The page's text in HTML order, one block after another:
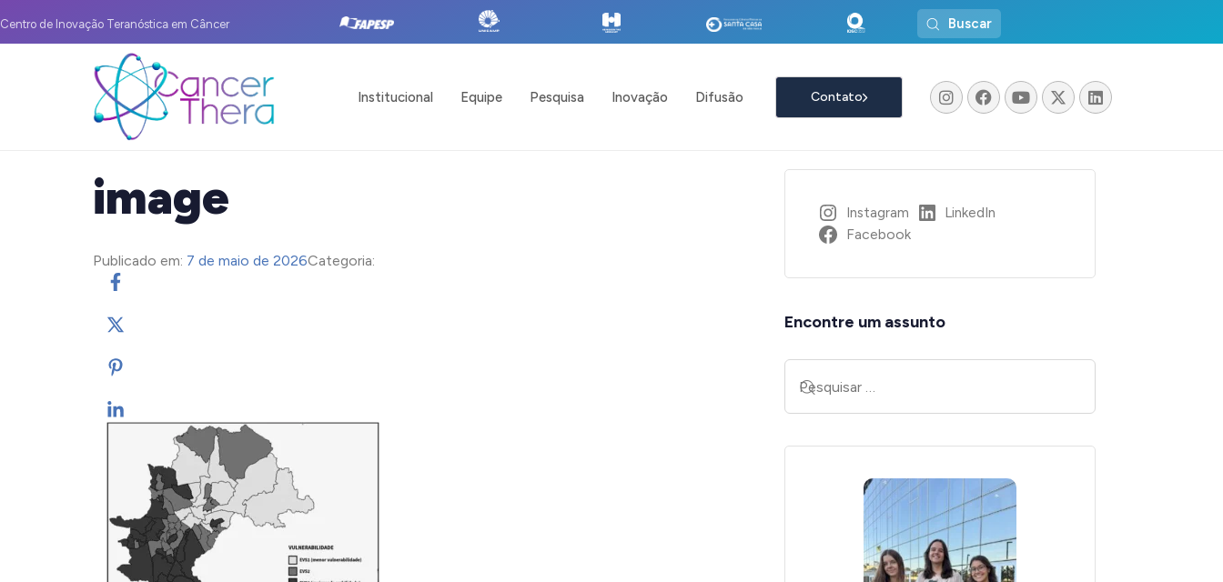
Centro de Inovação Teranóstica em Câncer Buscar
Institucional Equipe Pesquisa Inovação Difusão Contato
image
Publicado em: 7 de maio de 2026Categoria:
Instagram
LinkedIn
Facebook
Encontre um assunto